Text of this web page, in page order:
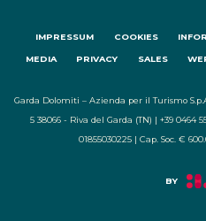
IMPRESSUM COOKIES
MEDIA PRIVACY SALES
Garda Dolomiti – Azienda per il Turismo
5 38066 - Riva del Garda (TN) | +39
01855030225 | Cap. Soc. €